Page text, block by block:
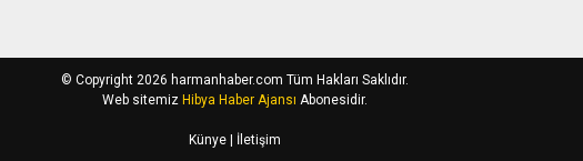
© Copyright 2026 harmanhaber.com Tüm Hakları Saklıdır.
Web sitemiz Hibya Haber Ajansı Abonesidir.
Künye| İletişim